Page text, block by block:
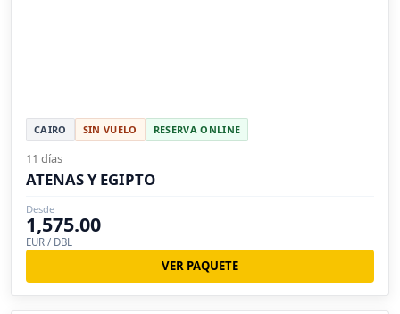
CAIRO SIN VUELO RESERVA ONLINE
11 días
ATENAS Y EGIPTO
Desde
1,575.00
EUR / DBL
VER PAQUETE